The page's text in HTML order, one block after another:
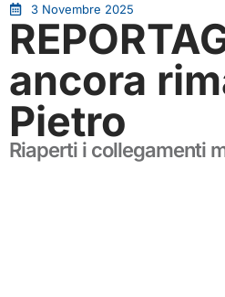
3 Novembre 2025
ancora
Pietro
Riaperti i collegamenti